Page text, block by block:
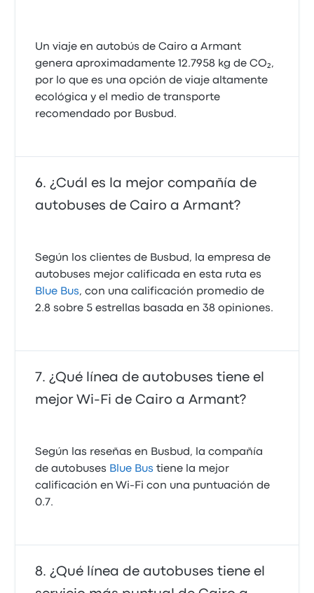
Un viaje en autobús de Cairo a Armant
genera aproximadamente 12.7958 kg de CO₂,
por lo que es una opción de viaje altamente
ecológica y el medio de transporte
recomendado por Busbud.
¿Cuál es la mejor compañía de
autobuses de Cairo a Armant?
Según los clientes de Busbud, la empresa de
autobuses mejor calificada en esta ruta es
Blue Bus, con una calificación promedio de
2.8 sobre 5 estrellas basada en 38 opiniones.
¿Qué línea de autobuses tiene el
mejor Wi‑Fi de Cairo a Armant?
Según las reseñas en Busbud, la compañía
de autobuses Blue Bus tiene la mejor
calificación en Wi‑Fi con una puntuación de
0.7.
¿Qué línea de autobuses tiene el